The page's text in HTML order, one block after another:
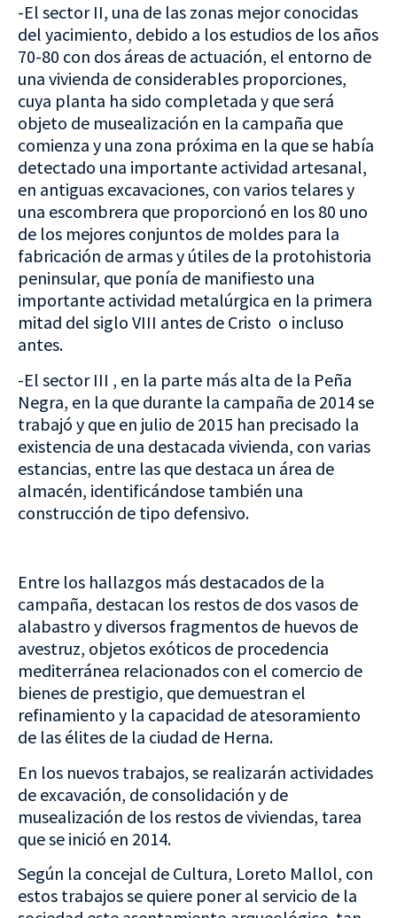
-El sector II, una de las zonas mejor conocidas
del yacimiento, debido a los estudios de los años
70-80 con dos áreas de actuación, el entorno de
una vivienda de considerables proporciones,
cuya planta ha sido completada y que será
objeto de musealización en la campaña que
comienza y una zona próxima en la que se había
detectado una importante actividad artesanal,
en antiguas excavaciones, con varios telares y
una escombrera que proporcionó en los 80 uno
de los mejores conjuntos de moldes para la
fabricación de armas y útiles de la protohistoria
peninsular, que ponía de manifiesto una
importante actividad metalúrgica en la primera
mitad del siglo VIII antes de Cristo o incluso
antes.
-El sector III , en la parte más alta de la Peña
Negra, en la que durante la campaña de 2014 se
trabajó y que en julio de 2015 han precisado la
existencia de una destacada vivienda, con varias
estancias, entre las que destaca un área de
almacén, identificándose también una
construcción de tipo defensivo.
Entre los hallazgos más destacados de la
campaña, destacan los restos de dos vasos de
alabastro y diversos fragmentos de huevos de
avestruz, objetos exóticos de procedencia
mediterránea relacionados con el comercio de
bienes de prestigio, que demuestran el
refinamiento y la capacidad de atesoramiento
de las élites de la ciudad de Herna.
En los nuevos trabajos, se realizarán actividades
de excavación, de consolidación y de
musealización de los restos de viviendas, tarea
que se inició en 2014.
Según la concejal de Cultura, Loreto Mallol, con
estos trabajos se quiere poner al servicio de la